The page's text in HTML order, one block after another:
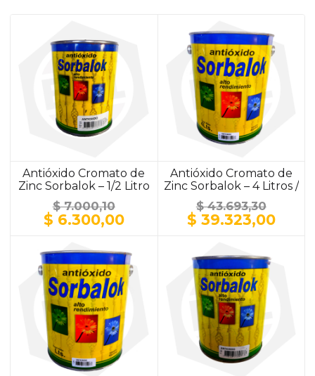
Antióxido Cromato de
Zinc Sorbalok – 1/2 Litro
/ ALUMINIO
$7.000,10
El
precio
original
era:
$ 7.000,10.
$ 6.300,00El
es:
$ 6.300,00.
Antióxido Cromato de
Zinc Sorbalok – 4 Litros /
$43.693,30
El
precio
era:
$ 43.693,30.
$ 39.323,00El